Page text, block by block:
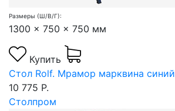
Размеры (Ш/В/Г):
1300 x 750 x 750 мм
Купить
Стол Rolf. Мрамор марквина синий
10 775 Р.
Столпром